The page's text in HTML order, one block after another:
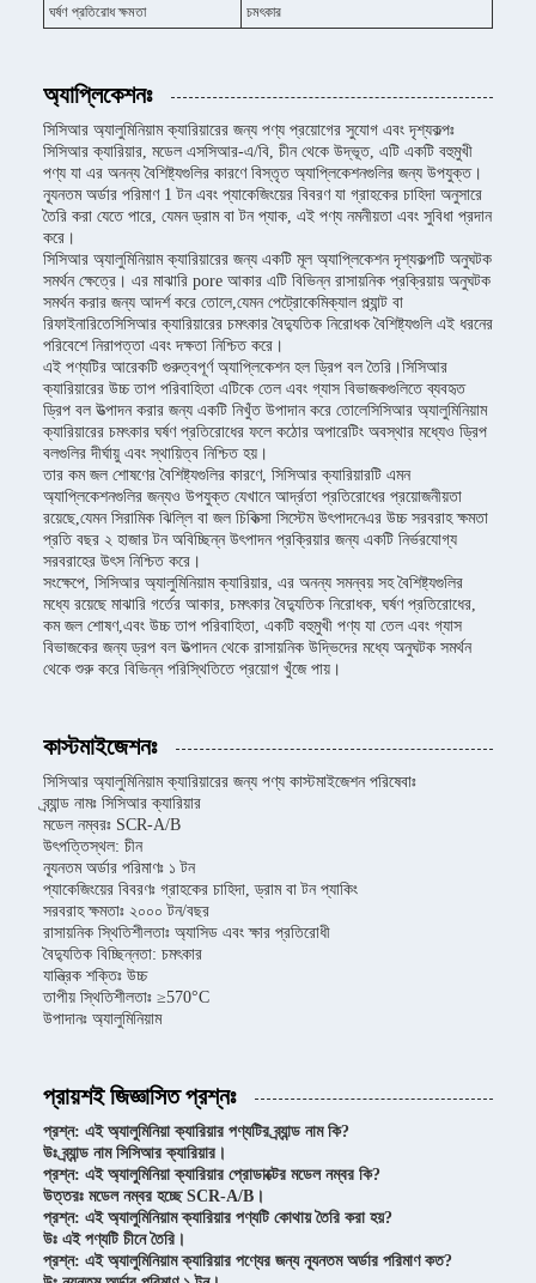
ঘর্ষণ প্রতিরোধ ক্ষমতা চমৎকার
অ্যাপ্লিকেশনঃ
সিসিআর অ্যালুমিনিয়াম ক্যারিয়ারের জন্য পণ্য প্রয়োগের সুযোগ এবং দৃশ্যকল্পঃ
সিসিআর ক্যারিয়ার, মডেল এসসিআর-এ/বি, চীন থেকে উদ্ভূত, এটি একটি বহুমুখী
পণ্য যা এর অনন্য বৈশিষ্ট্যগুলির কারণে বিস্তৃত অ্যাপ্লিকেশনগুলির জন্য উপযুক্ত।
ন্যূনতম অর্ডার পরিমাণ 1 টন এবং প্যাকেজিংয়ের বিবরণ যা গ্রাহকের চাহিদা অনুসারে
তৈরি করা যেতে পারে, যেমন ড্রাম বা টন প্যাক, এই পণ্য নমনীয়তা এবং সুবিধা প্রদান
করে।
সিসিআর অ্যালুমিনিয়াম ক্যারিয়ারের জন্য একটি মূল অ্যাপ্লিকেশন দৃশ্যকল্পটি অনুঘটক
সমর্থন ক্ষেত্রে। এর মাঝারি pore আকার এটি বিভিন্ন রাসায়নিক প্রক্রিয়ায় অনুঘটক
সমর্থন করার জন্য আদর্শ করে তোলে,যেমন পেট্রোকেমিক্যাল প্ল্যান্ট বা
রিফাইনারিতেসিসিআর ক্যারিয়ারের চমৎকার বৈদ্যুতিক নিরোধক বৈশিষ্ট্যগুলি এই ধরনের
পরিবেশে নিরাপত্তা এবং দক্ষতা নিশ্চিত করে।
এই পণ্যটির আরেকটি গুরুত্বপূর্ণ অ্যাপ্লিকেশন হল ড্রিপ বল তৈরি।সিসিআর
ক্যারিয়ারের উচ্চ তাপ পরিবাহিতা এটিকে তেল এবং গ্যাস বিভাজকগুলিতে ব্যবহৃত
ড্রিপ বল উত্পাদন করার জন্য একটি নিখুঁত উপাদান করে তোলেসিসিআর অ্যালুমিনিয়াম
ক্যারিয়ারের চমৎকার ঘর্ষণ প্রতিরোধের ফলে কঠোর অপারেটিং অবস্থার মধ্যেও ড্রিপ
বলগুলির দীর্ঘায়ু এবং স্থায়িত্ব নিশ্চিত হয়।
তার কম জল শোষণের বৈশিষ্ট্যগুলির কারণে, সিসিআর ক্যারিয়ারটি এমন
অ্যাপ্লিকেশনগুলির জন্যও উপযুক্ত যেখানে আর্দ্রতা প্রতিরোধের প্রয়োজনীয়তা
রয়েছে,যেমন সিরামিক ঝিল্লি বা জল চিকিত্সা সিস্টেম উৎপাদনেএর উচ্চ সরবরাহ ক্ষমতা
প্রতি বছর ২ হাজার টন অবিচ্ছিন্ন উৎপাদন প্রক্রিয়ার জন্য একটি নির্ভরযোগ্য
সরবরাহের উৎস নিশ্চিত করে।
সংক্ষেপে, সিসিআর অ্যালুমিনিয়াম ক্যারিয়ার, এর অনন্য সমন্বয় সহ বৈশিষ্ট্যগুলির
মধ্যে রয়েছে মাঝারি গর্তের আকার, চমৎকার বৈদ্যুতিক নিরোধক, ঘর্ষণ প্রতিরোধের,
কম জল শোষণ,এবং উচ্চ তাপ পরিবাহিতা, একটি বহুমুখী পণ্য যা তেল এবং গ্যাস
বিভাজকের জন্য ড্রপ বল উত্পাদন থেকে রাসায়নিক উদ্ভিদের মধ্যে অনুঘটক সমর্থন
থেকে শুরু করে বিভিন্ন পরিস্থিতিতে প্রয়োগ খুঁজে পায়।
কাস্টমাইজেশনঃ
সিসিআর অ্যালুমিনিয়াম ক্যারিয়ারের জন্য পণ্য কাস্টমাইজেশন পরিষেবাঃ
ব্র্যান্ড নামঃ সিসিআর ক্যারিয়ার
মডেল নম্বরঃ SCR-A/B
উৎপত্তিস্থল: চীন
ন্যূনতম অর্ডার পরিমাণঃ ১ টন
প্যাকেজিংয়ের বিবরণঃ গ্রাহকের চাহিদা, ড্রাম বা টন প্যাকিং
সরবরাহ ক্ষমতাঃ ২০০০ টন/বছর
রাসায়নিক স্থিতিশীলতাঃ অ্যাসিড এবং ক্ষার প্রতিরোধী
বৈদ্যুতিক বিচ্ছিন্নতা: চমৎকার
যান্ত্রিক শক্তিঃ উচ্চ
তাপীয় স্থিতিশীলতাঃ ≥570°C
উপাদানঃ অ্যালুমিনিয়াম
প্রায়শই জিজ্ঞাসিত প্রশ্নঃ
প্রশ্ন: এই অ্যালুমিনিয়া ক্যারিয়ার পণ্যটির ব্র্যান্ড নাম কি?
উঃ ব্র্যান্ড নাম সিসিআর ক্যারিয়ার।
প্রশ্ন: এই অ্যালুমিনিয়া ক্যারিয়ার প্রোডাক্টের মডেল নম্বর কি?
উত্তরঃ মডেল নম্বর হচ্ছে SCR-A/B।
প্রশ্ন: এই অ্যালুমিনিয়াম ক্যারিয়ার পণ্যটি কোথায় তৈরি করা হয়?
উঃ এই পণ্যটি চীনে তৈরি।
প্রশ্ন: এই অ্যালুমিনিয়াম ক্যারিয়ার পণ্যের জন্য ন্যূনতম অর্ডার পরিমাণ কত?